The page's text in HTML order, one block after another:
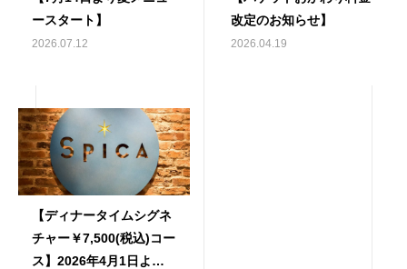
ースタート】
2026.07.12
改定のお知らせ】
2026.04.19
【ディナータイムシグネ
チャー￥7,500(税込)コー
ス】2026年4月1日より